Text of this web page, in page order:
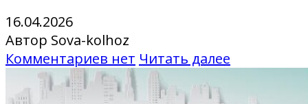
16.04.2026
Автор Sova-kolhoz
Комментариев нет Читать далее